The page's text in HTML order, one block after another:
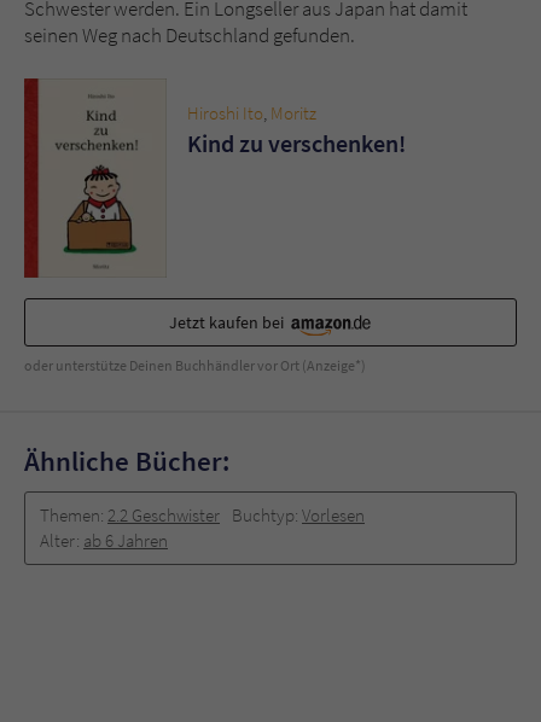
Schwester werden. Ein Longseller aus Japan hat damit
seinen Weg nach Deutschland gefunden.
Hiroshi Ito Moritz
Kind zu verschenken!
Jetzt kaufen bei
oder unterstütze Deinen Buchhändler vor Ort (Anzeige*)
Ähnliche Bücher:
Themen: 2.2 Geschwister Buchtyp: Vorlesen
Alter: ab 6 Jahren
Dieses Cookie gewährleistet die
Kommunikation der Webseite mit dem